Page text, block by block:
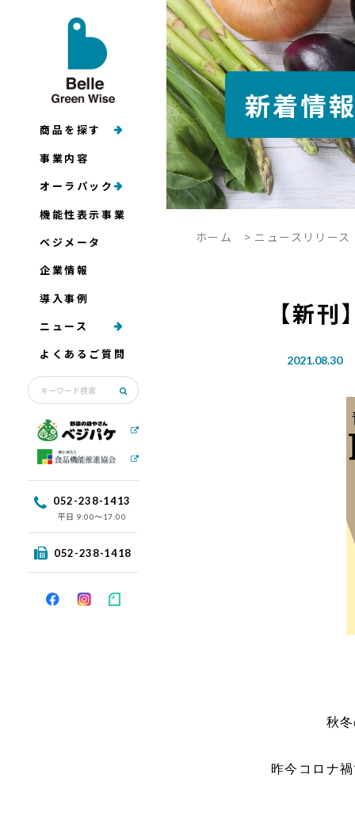
商品を探す
事業内容
オーラパック
機能性表示事業
ベジメータ
企業情報
導入事例
ニュース
よくあるご質問
052-238-1413
平日 9:00〜17:00
052-238-1418
新着情
ホーム > ニュースリリース
【新
2021.08.30
秋
昨今コロナ